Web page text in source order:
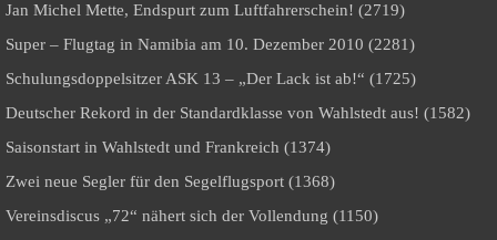
Jan Michel Mette, Endspurt zum Luftfahrerschein! (2719)
Super – Flugtag in Namibia am 10. Dezember 2010 (2281)
Schulungsdoppelsitzer ASK 13 – „Der Lack ist ab!“ (1725)
Deutscher Rekord in der Standardklasse von Wahlstedt aus! (1582)
Saisonstart in Wahlstedt und Frankreich (1374)
Zwei neue Segler für den Segelflugsport (1368)
Vereinsdiscus „72“ nähert sich der Vollendung (1150)